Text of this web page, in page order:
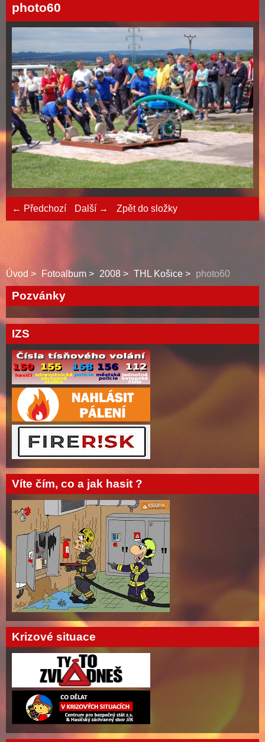
photo60
← Předchozí Další → Zpět do složky
Úvod Fotoalbum 2008 THL Košice photo60
Pozvánky
IZS
Víte čím, co a jak hasit ?
Krizové situace